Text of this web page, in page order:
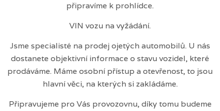
připravíme k prohlídce.
VIN vozu na vyžádání.
Jsme specialisté na prodej ojetých automobilů. U nás
dostanete objektivní informace o stavu vozidel, které
prodáváme. Máme osobní přístup a otevřenost, to jsou
hlavní věci, na kterých si zakládáme.
Připravujeme pro Vás provozovnu, díky tomu budeme